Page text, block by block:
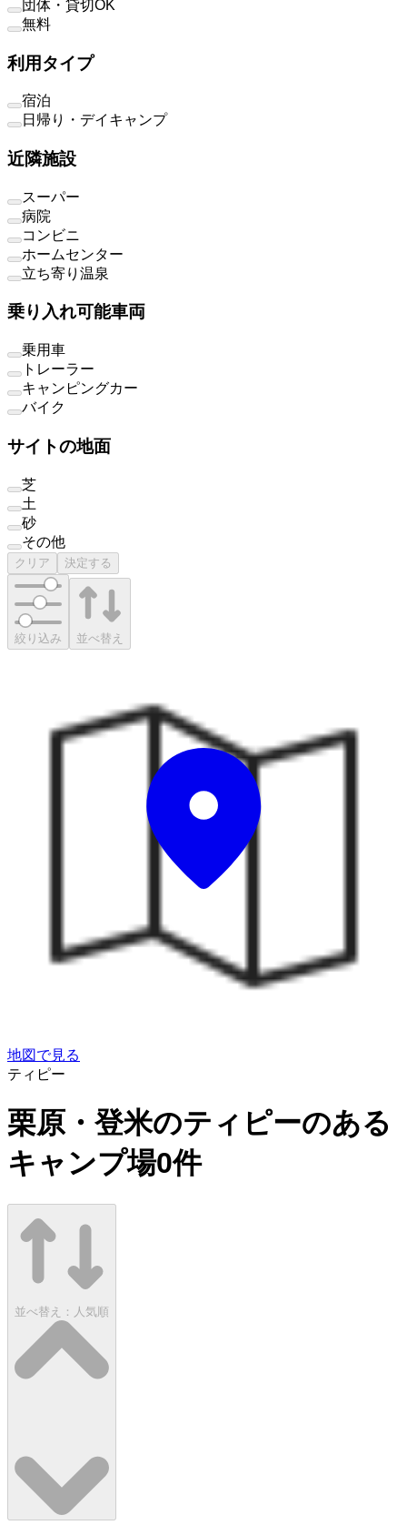
団体・貸切OK
無料
利用タイプ
宿泊
日帰り・デイキャンプ
近隣施設
スーパー
病院
コンビニ
ホームセンター
立ち寄り温泉
乗り入れ可能車両
乗用車
トレーラー
キャンピングカー
バイク
サイトの地面
芝
土
砂
その他
クリア 決定する
絞り込み 並べ替え
地図で見る
ティピー
栗原・登米のティピーのある
キャンプ場0件
並べ替え： 人気順